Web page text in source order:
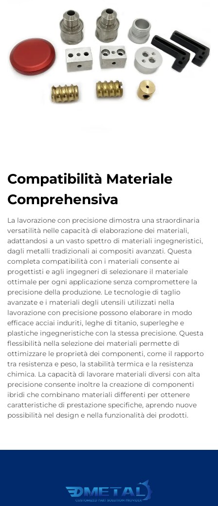
Compatibilità Materiale
Comprehensiva
La lavorazione con precisione dimostra una straordinaria
versatilità nelle capacità di elaborazione dei materiali,
adattandosi a un vasto spettro di materiali ingegneristici,
dagli metalli tradizionali ai compositi avanzati. Questa
completa compatibilità con i materiali consente ai
progettisti e agli ingegneri di selezionare il materiale
ottimale per ogni applicazione senza compromettere la
precisione della produzione. Le tecnologie di taglio
avanzate e i materiali degli utensili utilizzati nella
lavorazione con precisione possono elaborare in modo
efficace acciai induriti, leghe di titanio, superleghe e
plastiche ingegneristiche con la stessa precisione. Questa
flessibilità nella selezione dei materiali permette di
ottimizzare le proprietà dei componenti, come il rapporto
tra resistenza e peso, la stabilità termica e la resistenza
chimica. La capacità di lavorare materiali diversi con alta
precisione consente inoltre la creazione di componenti
ibridi che combinano materiali differenti per ottenere
caratteristiche di prestazione specifiche, aprendo nuove
possibilità nel design e nella funzionalità dei prodotti.